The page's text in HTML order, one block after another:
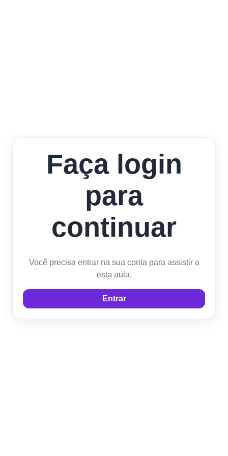
Faça login
para
continuar
Você precisa entrar na sua conta para assistir a
esta aula.
Entrar